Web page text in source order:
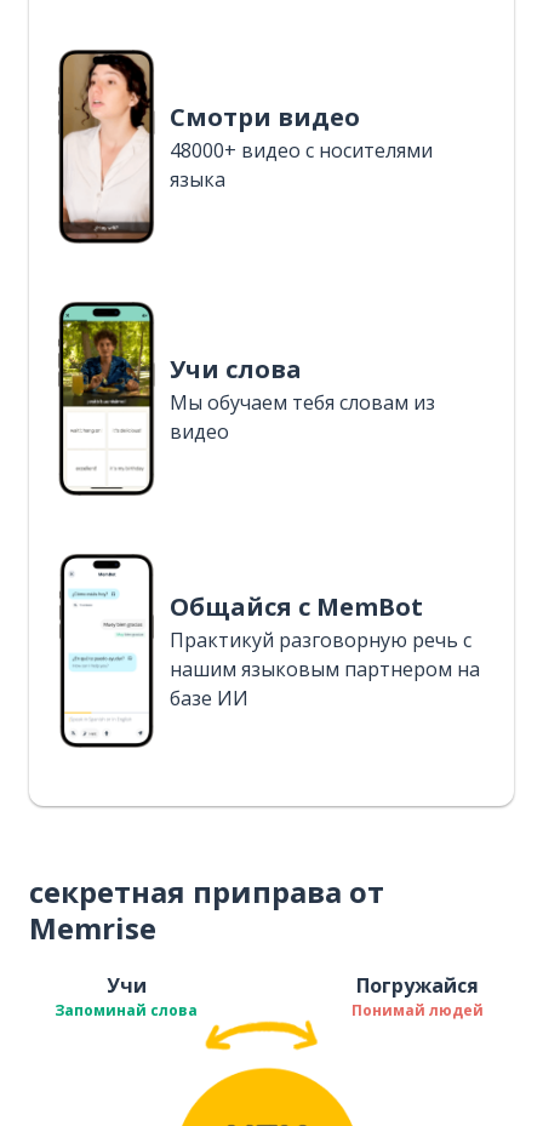
Смотри видео
48000+ видео с носителями
языка
Учи слова
Мы обучаем тебя словам из
видео
Общайся с MemBot
Практикуй разговорную речь с
нашим языковым партнером на
базе ИИ
секретная приправа от
Memrise
Учи
Запоминай слова
Погружайся
Понимай людей